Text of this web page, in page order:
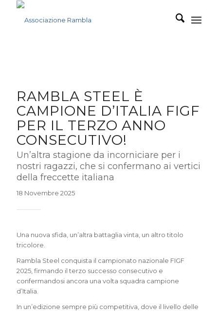
RAMBLA STEEL È
CAMPIONE D’ITALIA FIGF
PER IL TERZO ANNO
CONSECUTIVO!
Un’altra stagione da incorniciare per i
nostri ragazzi, che si confermano ai vertici
della freccette italiana
18 Novembre 2025
Una nuova sfida, un’altra battaglia vinta, un altro titolo
tricolore.
Rambla Steel conquista il campionato nazionale FIGF
2025, firmando il terzo successo consecutivo e
confermandosi ancora una volta squadra campione
d’Italia.
In un’edizione sempre più competitiva, dove il livello delle